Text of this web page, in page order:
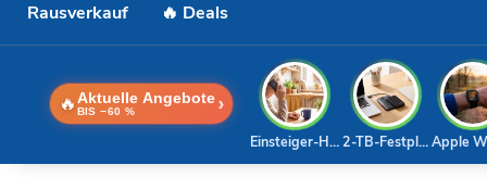
Rausverkauf 🔥 Deals
🔥 Aktuelle Angebote
BIS −60 % ›
Apple
2-TB-Festplatte
Einsteiger-Handy